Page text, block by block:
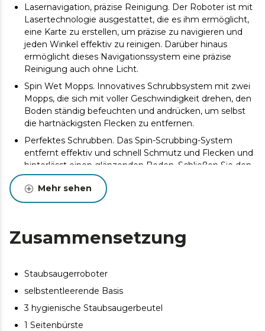
Lasernavigation, präzise Reinigung. Der Roboter ist mit
Lasertechnologie ausgestattet, die es ihm ermöglicht,
eine Karte zu erstellen, um präzise zu navigieren und
jeden Winkel effektiv zu reinigen. Darüber hinaus
ermöglicht dieses Navigationssystem eine präzise
Reinigung auch ohne Licht.
Spin Wet Mopps. Innovatives Schrubbsystem mit zwei
Mopps, die sich mit voller Geschwindigkeit drehen, den
Boden ständig befeuchten und andrücken, um selbst
die hartnäckigsten Flecken zu entfernen.
Perfektes Schrubben. Das Spin-Scrubbing-System
entfernt effektiv und schnell Schmutz und Flecken und
hinterlässt einen glänzenden Boden. Schließen Sie den
Conga an, vergessen Sie den Mopp und genießen Sie
einen glänzenden Boden.
der selbst extremer Schmutz auf jeder Oberfläche,
selbst auf hohen Teppichen, aufgesaugt werden kann.
5200-mAh-Akkus ist er ideal für größere Haushalte
geeignet. Er kann 240 Minuten lang saugen und 200
Reinigung ohne Unterbrechung zu gewährleisten.
Außerdem kann er dank seiner großen Autonomie im
Mehr sehen
Zusammensetzung
Staubsaugerroboter
selbstentleerende Basis
3 hygienische Staubsaugerbeutel
1 Seitenbürste